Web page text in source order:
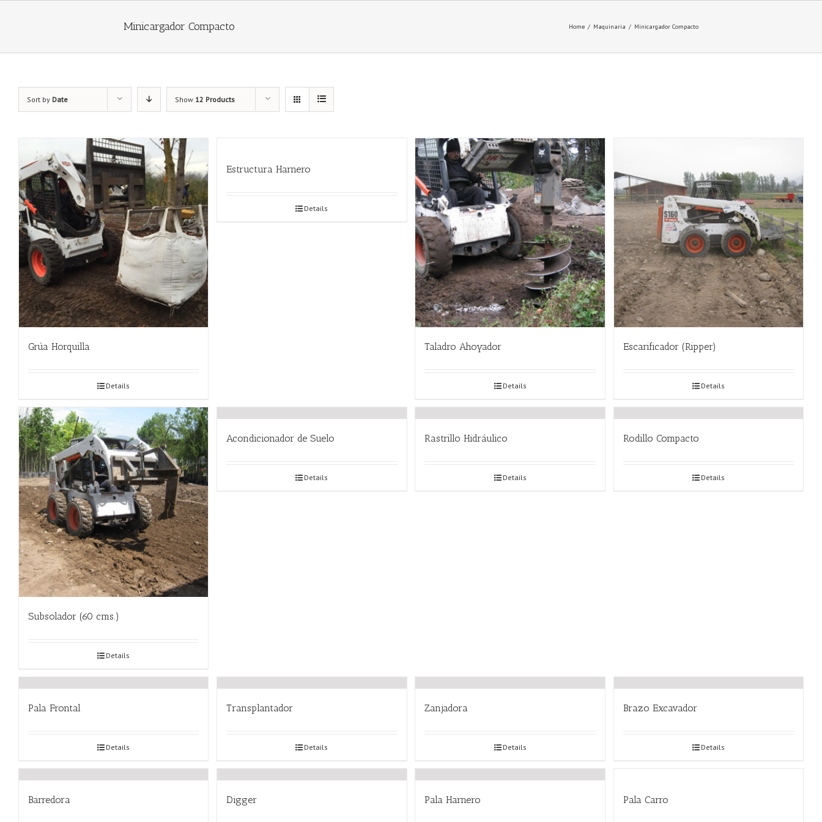
Minicargador Compacto Home / Maquinaria / Minicargador Compacto
Sort by Date Show 12 Products
Grúa Horquilla
Details
Estructura Harnero
Details
Taladro Ahoyador
Details
Escarificador (Ripper)
Details
Subsolador (60 cms.)
Details
Acondicionador de Suelo
Details
Rastrillo Hidráulico
Details
Rodillo Compacto
Details
Pala Frontal
Details
Transplantador
Details
Zanjadora
Details
Brazo Excavador
Details
Barredora Digger Pala Harnero Pala Carro